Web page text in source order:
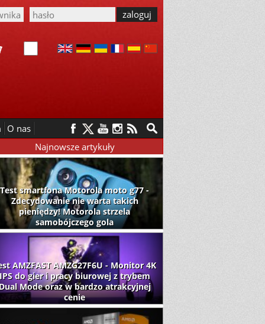
O nas
Najnowsze artykuły
Test smartfona Motorola moto g77 -
Zdecydowanie nie warta takich
pieniędzy! Motorola strzela
samobójczego gola
AMZFAST AMZG27F6U - Monitor 4K
do gier i pracy biurowej z trybem
Mode oraz w bardzo atrakcyjnej
cenie